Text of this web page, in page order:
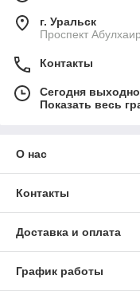
г. Уральск
Проспект
Контакты
Сегодня
Показать весь
О нас
Контакты
Доставка и оплата
График работы